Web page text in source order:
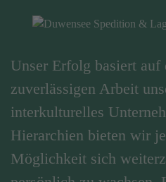
Unser Erfolg basiert auf
zuverlässigen Arbeit
interkulturelles
Hierarchien bieten wir
Möglichkeit sich